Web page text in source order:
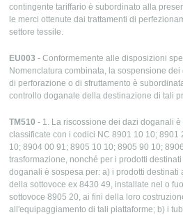
contingente tariffario è subordinato alla
le merci ottenute dai trattamenti di
settore tessile.
EU003 - Conformemente alle disposizioni
Nomenclatura combinata, la sospensione
di perforazione o di sfruttamento è
controllo doganale della destinazione di tali
TM510 - 1. La riscossione dei dazi doganali
classificate con i codici NC 8901 10 10;
10; 8904 00 91; 8905 10 10; 8905 90 10;
trasformazione, nonché per i prodotti
doganali è sospesa per: a) i prodotti
della sottovoce ex 8430 49, installate nel o
sottovoce 8905 20, ai fini della loro
all'equipaggiamento di tali piattaforme; b) i